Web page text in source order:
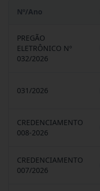
Nº/Ano
PREGÃO
ELETRÔNICO Nº
032/2026
031/2026
CREDENCIAMENTO
008-2026
CREDENCIAMENTO
007/2026